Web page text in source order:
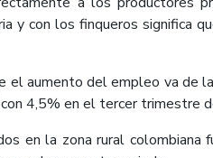
y con los finqueros significa
el aumento del empleo va de
con 4,5% en el tercer trimestre
en la zona rural